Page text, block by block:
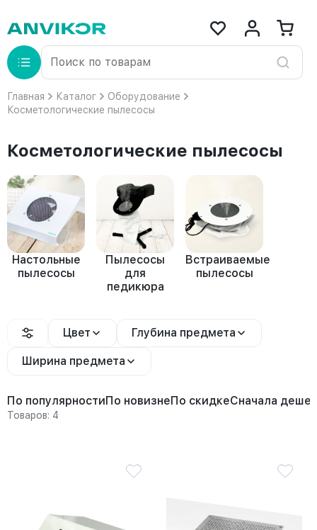
Главная Каталог
Оборудование
Косметологические пылесосы
Косметологические пылесосы
Настольные
пылесосы
Пылесосы
для
педикюра
Встраиваемые
пылесосы
Цвет Глубина предмета
Ширина предмета
По популярностиПо новизнеПо скидкеСначала
Товаров: 4